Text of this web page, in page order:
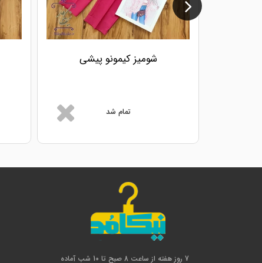
شومیز کیمونو پیشی
تمام شد
7 روز هفته از ساعت 8 صبح تا 10 شب آماده